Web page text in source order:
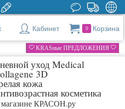
Кабинет 0 Корзина
KRASные ПРЕДЛОЖЕНИЯ
уход Medical
3D
кожа
косметика
КРАСОН.ру